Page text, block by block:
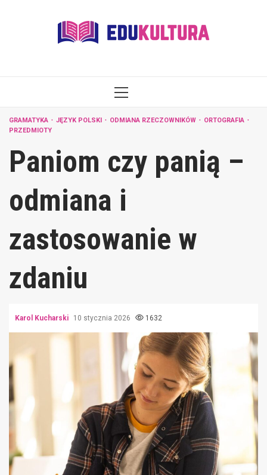
PRIMARY
GRAMATYKA JĘZYK POLSKI ODMIANA RZECZOWNIKÓW
ORTOGRAFIA
PRZEDMIOTY
Paniom czy panią –
odmiana i
zastosowanie w
zdaniu
Karol Kucharski 10 stycznia 2026 1632